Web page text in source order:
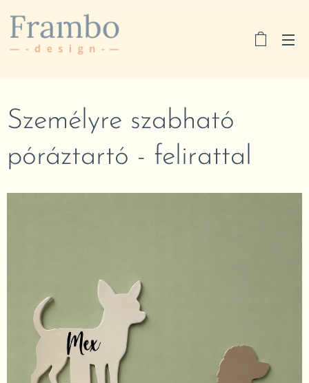
Személyre szabható
póráztartó - felirattal